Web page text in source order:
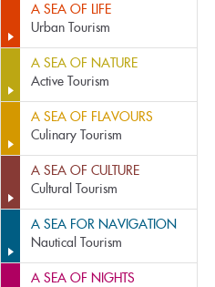
A SEA OF LIFE
Urban Tourism
A SEA OF NATURE
Active Tourism
A SEA OF FLAVOURS
Culinary Tourism
A SEA OF CULTURE
Cultural Tourism
A SEA FOR NAVIGATION
Nautical Tourism
A SEA OF NIGHTS